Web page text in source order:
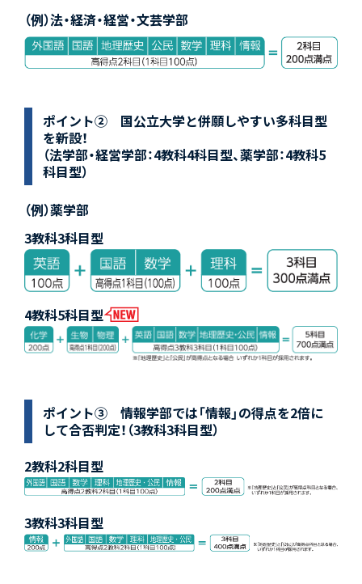
（例）法・経済・経営・文芸学部
ポイント② 国公立大学と併願しやすい多科目型
を新設！
（法学部・経営学部：4教科4科目型、薬学部：4教科5
科目型）
（例）薬学部
3教科3科目型
4教科5科目型
ポイント③ 情報学部では「情報」の得点を2倍に
して合否判定！（3教科3科目型）
2教科2科目型
3教科3科目型